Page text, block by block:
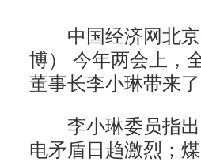
中国经济网北京3
博） 今年两会上，
董事长李小琳带来
李小琳委员指出
电矛盾日趋激烈；